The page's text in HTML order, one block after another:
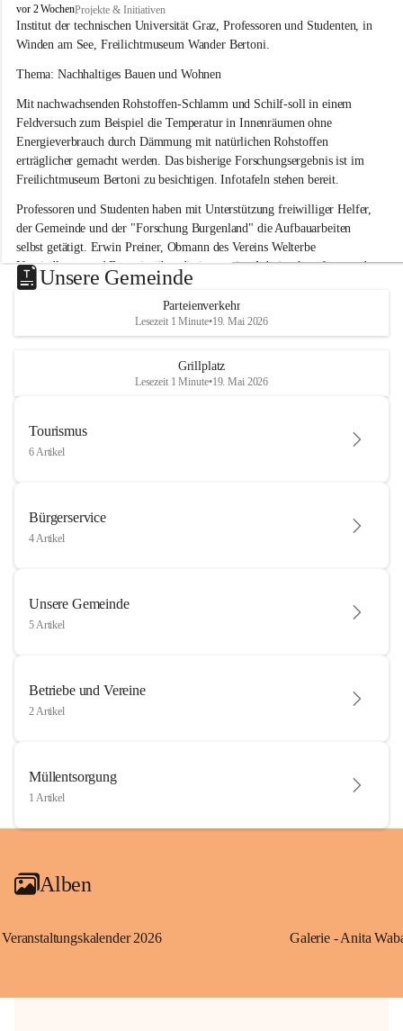
W
i
n
e
a
m
S
e
e
vor 2 WochenProjekte & Initiativen
Institut der technischen Universität Graz, Professoren und Studenten, in
Winden am See, Freilichtmuseum Wander Bertoni.
Thema: Nachhaltiges Bauen und Wohnen
Mit nachwachsenden Rohstoffen-Schlamm und Schilf-soll in einem
Feldversuch zum Beispiel die Temperatur in Innenräumen ohne
Energieverbrauch durch Dämmung mit natürlichen Rohstoffen
erträglicher gemacht werden. Das bisherige Forschungsergebnis ist im
Freilichtmuseum Bertoni zu besichtigen. Infotafeln stehen bereit.
Professoren und Studenten haben mit Unterstützung freiwilliger Helfer,
der Gemeinde und der "Forschung Burgenland" die Aufbauarbeiten
selbst getätigt. Erwin Preiner, Obmann des Vereins Welterbe
Neusiedlersee und Bgm. ist über die innovative Arbeit sehr erfreut und
hofft auf baldige praktische Anwendung der Forschungsergebnisse.
Gerade in Zeiten des Klimawandels ist jede technologische Innovation
wichtig!
Unsere Gemeinde
Parteienverkehr
Lesezeit 1 Minute•19. Mai 2026
Grillplatz
Lesezeit 1 Minute•19. Mai 2026
Tourismus
6 Artikel
Bürgerservice
4 Artikel
Unsere Gemeinde
5 Artikel
Betriebe und Vereine
2 Artikel
Müllentsorgung
1 Artikel
Alben
Veranstaltungskalender 2026 Galerie - Anita